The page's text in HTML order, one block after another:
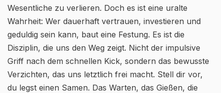
Wesentliche zu verlieren. Doch es ist eine uralte
Wahrheit: Wer dauerhaft vertrauen, investieren und
geduldig sein kann, baut eine Festung. Es ist die
Disziplin, die uns den Weg zeigt. Nicht der impulsive
Griff nach dem schnellen Kick, sondern das bewusste
Verzichten, das uns letztlich frei macht. Stell dir vor,
du legst einen Samen. Das Warten, das Gießen, die